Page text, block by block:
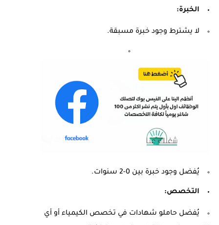
الخبرة:
لا يشترط وجود خبرة مسبقة.
يُفضل وجود خبرة بين 0-2 سنوات.
التخصص:
يُفضل حاملو شهادات في تخصص الكيمياء أو أي